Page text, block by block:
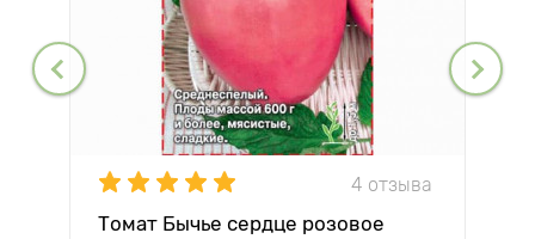
4 отзыва
Томат Бычье сердце розовое